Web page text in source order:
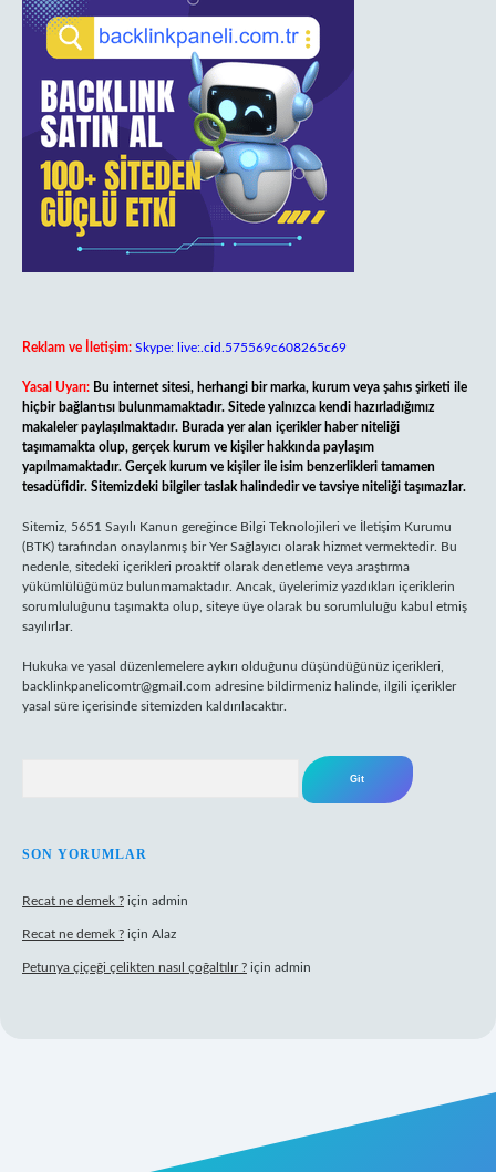
Reklam ve İletişim: Skype: live:.cid.575569c608265c69
Yasal Uyarı: Bu internet sitesi, herhangi bir marka, kurum veya şahıs şirketi ile
hiçbir bağlantısı bulunmamaktadır. Sitede yalnızca kendi hazırladığımız
makaleler paylaşılmaktadır. Burada yer alan içerikler haber niteliği
taşımamakta olup, gerçek kurum ve kişiler hakkında paylaşım
yapılmamaktadır. Gerçek kurum ve kişiler ile isim benzerlikleri tamamen
tesadüfidir. Sitemizdeki bilgiler taslak halindedir ve tavsiye niteliği taşımazlar.
Sitemiz, 5651 Sayılı Kanun gereğince Bilgi Teknolojileri ve İletişim Kurumu
(BTK) tarafından onaylanmış bir Yer Sağlayıcı olarak hizmet vermektedir. Bu
nedenle, sitedeki içerikleri proaktif olarak denetleme veya araştırma
yükümlülüğümüz bulunmamaktadır. Ancak, üyelerimiz yazdıkları içeriklerin
sorumluluğunu taşımakta olup, siteye üye olarak bu sorumluluğu kabul etmiş
sayılırlar.
Hukuka ve yasal düzenlemelere aykırı olduğunu düşündüğünüz içerikleri,
backlinkpanelicomtr@gmail.com adresine bildirmeniz halinde, ilgili içerikler
yasal süre içerisinde sitemizden kaldırılacaktır.
SON YORUMLAR
Recat ne demek ? için admin
Recat ne demek ? için Alaz
Petunya çiçeği çelikten nasıl çoğaltılır ? için admin